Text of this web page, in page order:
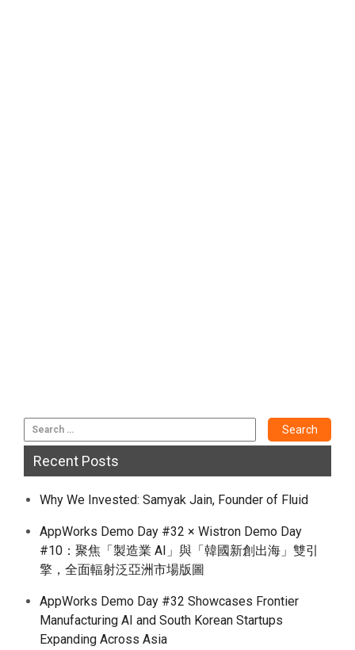
Recent Posts
Why We Invested: Samyak Jain, Founder of Fluid
AppWorks Demo Day #32 × Wistron Demo Day
#10：聚焦「製造業 AI」與「韓國新創出海」雙引
擎，全面輻射泛亞洲市場版圖
AppWorks Demo Day #32 Showcases Frontier
Manufacturing AI and South Korean Startups
Expanding Across Asia